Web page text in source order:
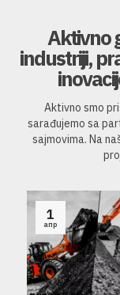
Aktivno
industriji,
Aktivno smo
sarađujemo sa
sajmovima. Na
апр